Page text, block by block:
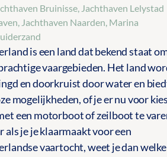
Bruinisse, Jachthaven Lelystad
, Jachthaven Naarden, Marina
is een land dat bekend staat
vaargebieden. Het land
en doorkruist door water en
mogelijkheden, of je er nu voor
een motorboot of zeilboot te
als je je klaarmaakt voor een
vaartocht, weet je dan welke